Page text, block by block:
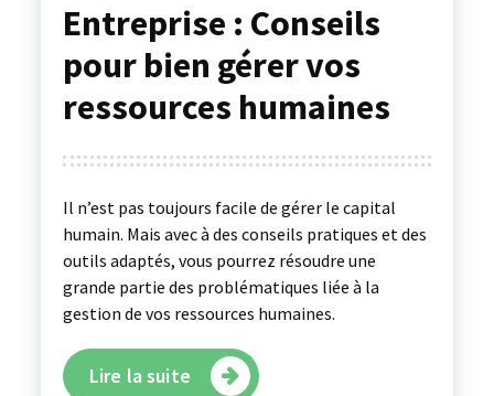
Entreprise : Conseils
pour bien gérer vos
ressources humaines
Il n’est pas toujours facile de gérer le capital
humain. Mais avec à des conseils pratiques et des
outils adaptés, vous pourrez résoudre une
grande partie des problématiques liée à la
gestion de vos ressources humaines.
Lire la suite